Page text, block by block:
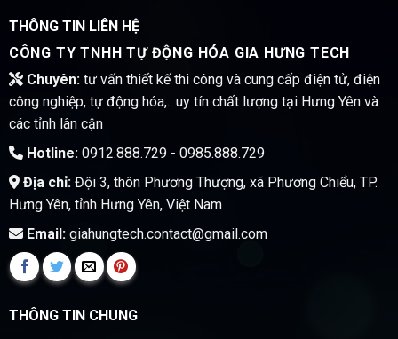
THÔNG TIN LIÊN HỆ
CÔNG TY TNHH TỰ ĐỘNG HÓA GIA HƯNG TECH
Chuyên:tư vấn thiết kế thi công và cung cấp điện tử, điện
công nghiệp, tự động hóa,.. uy tín chất lượng tại Hưng Yên và
các tỉnh lân cận
Hotline:0912.888.729 - 0985.888.729
Địa chỉ:Đội 3, thôn Phương Thượng, xã Phương Chiểu, TP.
Hưng Yên, tỉnh Hưng Yên, Việt Nam
Email:giahungtech.contact@gmail.com
THÔNG TIN CHUNG